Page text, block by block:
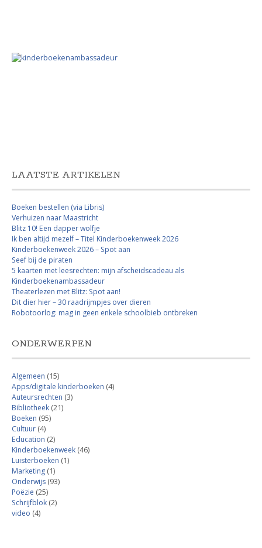
LAATSTE ARTIKELEN
Boeken bestellen (via Libris)
Verhuizen naar Maastricht
Blitz 10! Een dapper wolfje
Ik ben altijd mezelf – Titel Kinderboekenweek 2026
Kinderboekenweek 2026 – Spot aan
Seef bij de piraten
5 kaarten met leesrechten: mijn afscheidscadeau als
Kinderboekenambassadeur
Theaterlezen met Blitz: Spot aan!
Dit dier hier – 30 raadrijmpjes over dieren
Robotoorlog: mag in geen enkele schoolbieb ontbreken
ONDERWERPEN
Algemeen (15)
Apps/digitale kinderboeken (4)
Auteursrechten (3)
Bibliotheek (21)
Boeken (95)
Cultuur (4)
Education (2)
Kinderboekenweek (46)
Luisterboeken (1)
Marketing (1)
Onderwijs (93)
Poëzie (25)
Schrijfblok (2)
video (4)